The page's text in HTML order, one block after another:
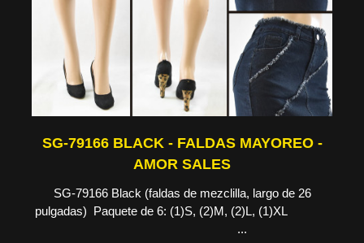
SG-79166 BLACK - FALDAS MAYOREO -
AMOR SALES
SG-79166 Black (faldas de mezclilla, largo de 26
pulgadas) Paquete de 6: (1)S, (2)M, (2)L, (1)XL
...